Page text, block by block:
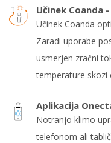
Učinek Coanda
Učinek Coanda
Zaradi uporabe
usmerjen zračni
temperature skozi
Aplikacija
Notranjo klimo
telefonom ali